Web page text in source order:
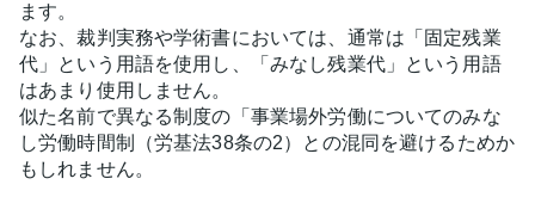
ます。
なお、裁判実務や学術書においては、通常は「固定残業
代」という用語を使用し、「みなし残業代」という用語
はあまり使用しません。
似た名前で異なる制度の「事業場外労働についてのみな
し労働時間制（労基法38条の2）との混同を避けるためか
もしれません。